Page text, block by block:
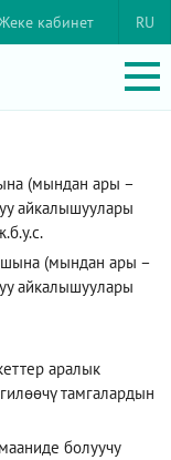
RU
кабинет
(мындан ары –
айкалышуулары
(мындан ары –
айкалышуулары
аралык
тамгалардын
болуучу